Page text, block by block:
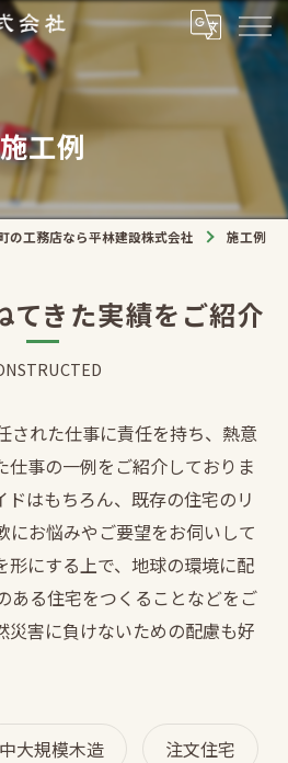
施工例
の工務店なら平林建設株式会社 施工例
てきた実績をご紹介
された仕事に責任を持ち、熱意
仕事の一例をご紹介しておりま
ドはもちろん、既存の住宅のリ
にお悩みやご要望をお伺いして
形にする上で、地球の環境に配
ある住宅をつくることなどをご
災害に負けないための配慮も好
中大規模木造 注文住宅